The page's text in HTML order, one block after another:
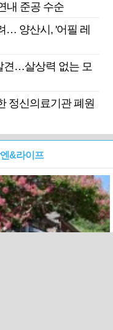
내 준공 수순
… 양산시, '어필 레
견…살상력 없는 모
정신의료기관 폐원
&라이프